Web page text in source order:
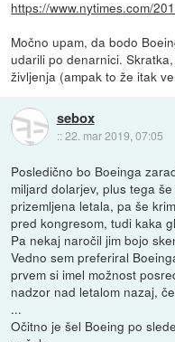
https://www.nytimes.com/
Močno upam, da bodo
udarili po denarnici.
življenja (ampak to že itak
sebox
::22. mar 2019, 07:05
Posledično bo Boeinga
miljard dolarjev, plus tega
prizemljena letala, pa še
pred kongresom, tudi kaka
Pa nekaj naročil jim bojo
Vedno sem preferiral
prvem si imel možnost
nadzor nad letalom nazaj,
...
Očitno je šel Boeing po